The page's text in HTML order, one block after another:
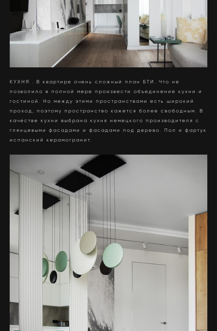
КУХНЯ . В квартире очень сложный план БТИ. Что не
позволило в полной мере произвести объединение кухни и
гостиной. Но между этими пространствами есть широкий
проход, поэтому пространство кажется более свободным. В
качестве кухни выбрана кухня немецкого производителя с
глянцевыми фасадами и фасадами под дерево. Пол и фартук
испанский керамогранит.